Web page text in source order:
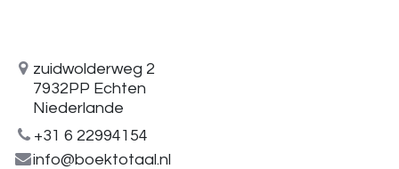
zuidwolderweg 2
7932PP Echten
Niederlande
+31 6 22994154
info@boektotaal.nl